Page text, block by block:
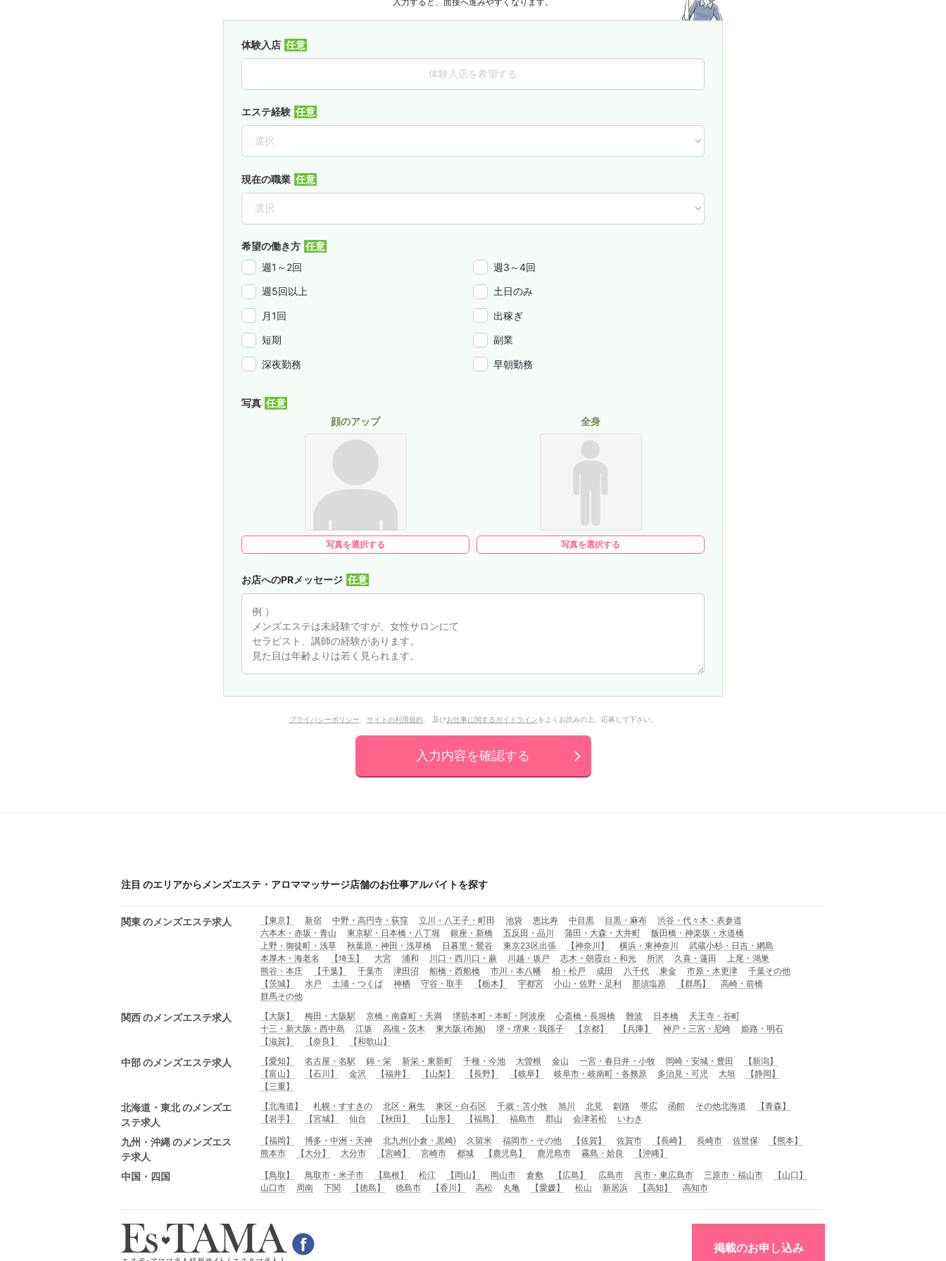
体験入店
体験入店を希望する
エステ経験
現在の職業
希望の働き方
週1～2回
週3～4回
週5回以上 土日のみ
月1回 出稼ぎ
短期 副業
深夜勤務 早朝勤務
写真
顔のアップ
写真を選択する
全身
写真を選択する
お店へのPRメッセージ
プライバシーポリシー サイトの利用規約、 及びお仕事に関するガイドラインをよくお読みの上、応募して下さい。
入力内容を確認する
注目 のエリアからメンズエステ・アロママッサージ店舗のお仕事アルバイトを探す
関東 のメンズエステ求人 【東京】 新宿 中野・高円寺・荻窪 立川・八王子・町田 池袋 恵比寿 中目黒 目黒・麻布
渋谷・代々木・表参道
六本木・赤坂・青山
東京駅・日本橋・八丁堀 銀座・新橋 五反田・品川 蒲田・大森・大井町
飯田橋・神楽坂・水道橋
上野・御徒町・浅草
秋葉原・神田・浅草橋 日暮里・鶯谷 東京23区出張 【神奈川】 横浜・東神奈川
武蔵小杉・日吉・網島
本厚木・海老名
【埼玉】 大宮 浦和 川口・西川口・蕨 川越・坂戸 志木・朝霞台・和光 所沢 久喜・蓮田
上尾・鴻巣
熊谷・本庄
【千葉】 千葉市 津田沼 船橋・西船橋 市川・本八幡 柏・松戸 成田 八千代 東金 市原・木更津
千葉その他
【茨城】
水戸 土浦・つくば 神栖 守谷・取手 【栃木】 宇都宮 小山・佐野・足利 那須塩原 【群馬】
高崎・前橋
群馬その他
関西 のメンズエステ求人 【大阪】 梅田・大阪駅 京橋・南森町・天満 堺筋本町・本町・阿波座 心斎橋・長堀橋 難波 日本橋
天王寺・谷町
十三・新大阪・西中島
江坂 高槻・茨木 東大阪 (布施) 堺・堺東・我孫子 【京都】 【兵庫】 神戸・三宮・尼崎
姫路・明石
【滋賀】
【奈良】 【和歌山】
中部 のメンズエステ求人 【愛知】 名古屋・名駅 錦・栄 新栄・東新町 千種・今池 大曽根 金山 一宮・春日井・小牧 岡崎・安城・豊田
【新潟】
【富山】
【石川】 金沢 【福井】 【山梨】 【長野】 【岐阜】 岐阜市・岐南町・各務原 多治見・可児 大垣
【静岡】
【三重】
北海道・東北 のメンズエ
ステ求人
【北海道】 札幌・すすきの 北区・麻生 東区・白石区 千歳・苫小牧 旭川 北見 釧路 帯広 函館 その他北海道
【青森】
【岩手】
【宮城】 仙台 【秋田】 【山形】 【福島】 福島市 郡山 会津若松 いわき
九州・沖縄 のメンズエス
テ求人
【福岡】 博多・中洲・天神 北九州(小倉・黒崎) 久留米 福岡市・その他 【佐賀】 佐賀市 【長崎】 長崎市 佐世保
【熊本】
熊本市
【大分】 大分市 【宮崎】 宮崎市 都城 【鹿児島】 鹿児島市 霧島・姶良 【沖縄】
中国・四国 【鳥取】 鳥取市・米子市 【島根】 松江 【岡山】 岡山市 倉敷 【広島】 広島市 呉市・東広島市 三原市・福山市
【山口】
山口市
周南 下関 【徳島】 徳島市 【香川】 高松 丸亀 【愛媛】 松山 新居浜 【高知】 高知市
掲載のお申し込み